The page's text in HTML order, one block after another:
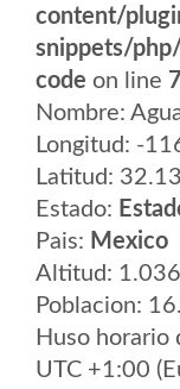
content/
snippets/
code on line
Nombre:
Longitud: -
Latitud:
Estado:
Pais: Mexico
Altitud:
Poblacion:
Huso horario
UTC +1:00